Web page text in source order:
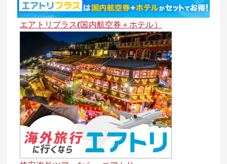
エアトリプラス(国内航空券＋ホテル）